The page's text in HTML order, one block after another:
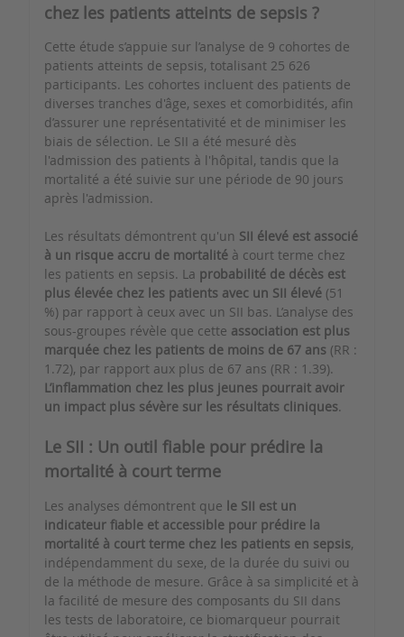
chez les patients atteints de sepsis ?
Cette étude s’appuie sur l’analyse de 9 cohortes de
patients atteints de sepsis, totalisant 25 626
participants. Les cohortes incluent des patients de
diverses tranches d'âge, sexes et comorbidités, afin
d’assurer une représentativité et de minimiser les
biais de sélection. Le SII a été mesuré dès
l'admission des patients à l'hôpital, tandis que la
mortalité a été suivie sur une période de 90 jours
après l'admission.
Les résultats démontrent qu'un SII élevé est associé
à un risque accru de mortalité à court terme chez
les patients en sepsis. La probabilité de décès est
plus élevée chez les patients avec un SII élevé (51
%) par rapport à ceux avec un SII bas. L’analyse des
sous-groupes révèle que cette association est plus
marquée chez les patients de moins de 67 ans (RR :
1.72), par rapport aux plus de 67 ans (RR : 1.39).
L’inflammation chez les plus jeunes pourrait avoir
un impact plus sévère sur les résultats cliniques.
Le SII : Un outil fiable pour prédire la
mortalité à court terme
Les analyses démontrent que le SII est un
indicateur fiable et accessible pour prédire la
mortalité à court terme chez les patients en sepsis,
indépendamment du sexe, de la durée du suivi ou
de la méthode de mesure. Grâce à sa simplicité et à
la facilité de mesure des composants du SII dans
les tests de laboratoire, ce biomarqueur pourrait